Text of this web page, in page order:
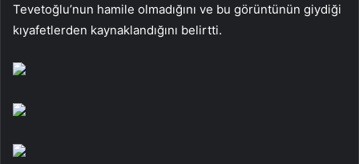
Tevetoğlu’nun hamile olmadığını ve bu görüntünün giydiği
kıyafetlerden kaynaklandığını belirtti.